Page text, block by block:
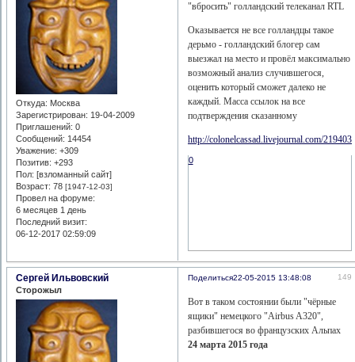
Откуда: Москва
Зарегистрирован: 19-04-2009
Приглашений: 0
Сообщений: 14454
Уважение: +309
Позитив: +293
Пол: [взломанный сайт]
Возраст: 78[1947-12-03]
Провел на форуме:
6 месяцев 1 день
Последний визит:
06-12-2017 02:59:09
"вбросить" голландский телеканал RTL
Оказывается не все голландцы такое
дерьмо - голландский блогер сам
выезжал на место и провёл максимально
возможный анализ случившегося,
оценить который сможет далеко не
каждый. Масса ссылок на все
подтверждения сказанному
http://colonelcassad.livejournal.com/
0
Поделиться 149
22-05-2015 13:48:08
Сергей Ильвовский
Сторожыл
Вот в таком состоянии были "чёрные
ящики" немецкого "Airbus A320",
разбившегося во французских Альпах
24 марта 2015 года